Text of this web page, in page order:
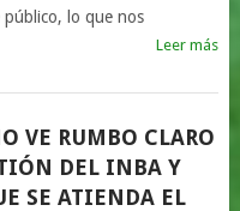
lo que nos
Leer más
VE RUMBO CLARO
DEL INBA Y
SE ATIENDA EL